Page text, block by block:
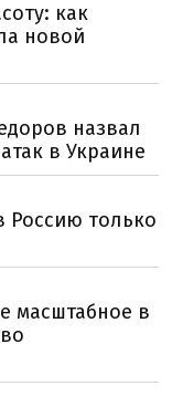
как
новой
назвал
в Украине
Россию только
масштабное в